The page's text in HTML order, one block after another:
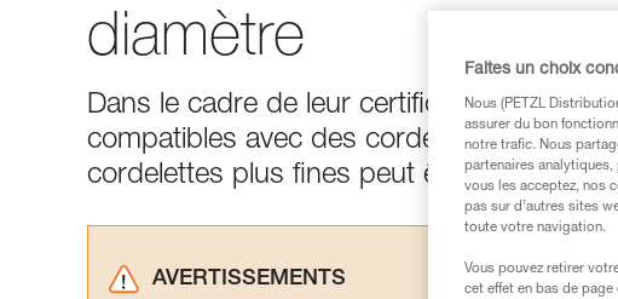
diamètre
Dans le cadre de leur certification en tant
compatibles avec des cordes de diamètre
cordelettes plus fines peut être possible.
AVERTISSEMENTS
Faites un choix
Nous (PETZL
assurer du bon
notre trafic. Nous
partenaires
vous les acceptez, nos
pas sur d’autres sites
toute votre navigation.
Vous pouvez retirer
cet effet en bas de page